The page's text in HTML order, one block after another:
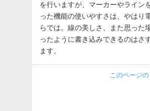
を行いますが、マーカーやライン
った機能の使いやすさは、やはり
らでは。線の美しさ、また思った
ったように書き込みできるのはさ
ます。
このページ